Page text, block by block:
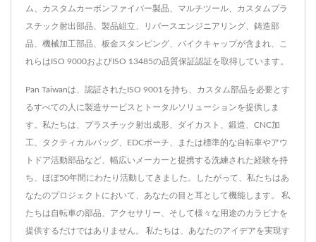
ム、カスタムカーボンファイバー製品、マルチツール、カスタムプラ
スチック射出部品、製品組立、リバースエンジニアリング、鋳造部
品、機械加工部品、板金スタンピング、バイクキャップが含まれ、こ
れらはISO 9000およびISO 13485の品質保証認証を取得しています。
Pan Taiwanは、認証されたISO 9001を持ち、カスタム部品を必要とす
るすべての人に製造サービスとトータルソリューションを提供しま
す。私たちは、プラスチック射出成形、ダイカスト、鍛造、CNC加
工、タクティカルバッグ、EDCポーチ、または標準的な自転車やアウ
トドア活動部品など、幅広いメーカーと提携する洗練された経験を持
ち、ほぼ50年間にわたり活動してきました。したがって、私たちはあ
なたのプロジェクトにおいて、あなたの目と耳として機能します。 私
たちは自転車の部品、アクセサリー、そして様々な用途のカラビナを
提供するだけではありません。 私たちは、あなたのアイデアを実現す